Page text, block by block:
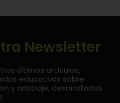
Newsletter
últimos artículos,
educativos sobre
y arbitraje, desarrollados